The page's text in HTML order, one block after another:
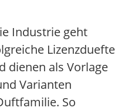
Industrie geht
Lizenzduefte
dienen als Vorlage
Varianten
So